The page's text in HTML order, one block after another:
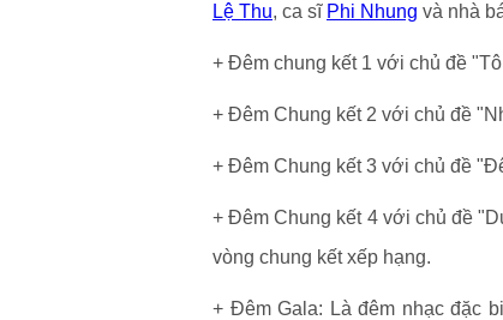
Lệ Thu, ca sĩ Phi Nhung và nhà
+ Đêm chung kết 1 với chủ đề
+ Đêm Chung kết 2 với chủ đề
+ Đêm Chung kết 3 với chủ đề
+ Đêm Chung kết 4 với chủ đề
vòng chung kết xếp hạng.
+ Đêm Gala: Là đêm nhạc đặc